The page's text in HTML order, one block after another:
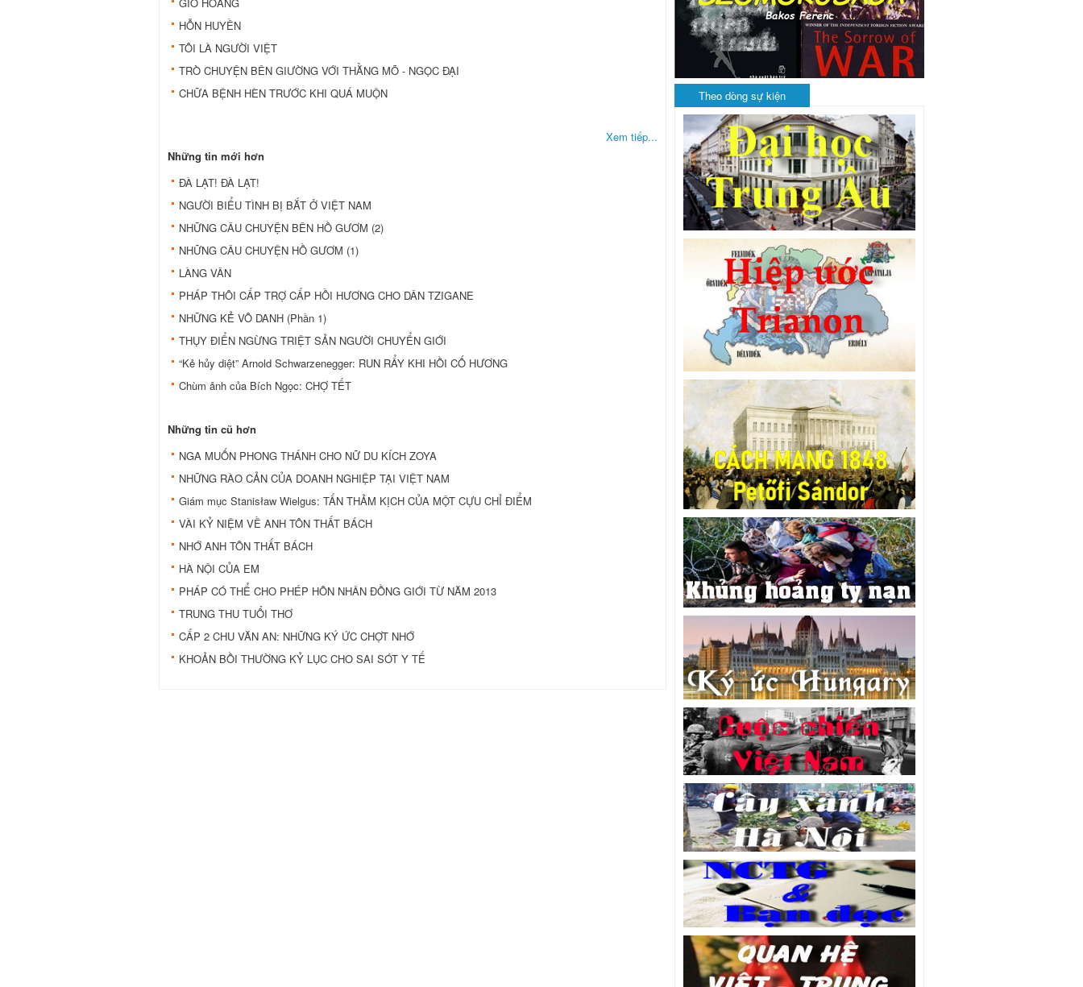
HỖN HUYỀN
TÔI LÀ NGƯỜI VIỆT
TRÒ CHUYỆN BÊN GIƯỜNG VỚI THẰNG MÕ - NGỌC ĐẠI
CHỮA BỆNH HÈN TRƯỚC KHI QUÁ MUỘN
Xem tiếp...
Những tin mới hơn
ĐÀ LẠT! ĐÀ LẠT!
NGƯỜI BIỂU TÌNH BỊ BẮT Ở VIỆT NAM
NHỮNG CÂU CHUYỆN BÊN HỒ GƯƠM (2)
NHỮNG CÂU CHUYỆN HỒ GƯƠM (1)
LÀNG VÂN
PHÁP THÔI CẤP TRỢ CẤP HỒI HƯƠNG CHO DÂN TZIGANE
NHỮNG KẺ VÔ DANH (Phần 1)
THỤY ĐIỂN NGỪNG TRIỆT SẢN NGƯỜI CHUYỂN GIỚI
“Kẻ hủy diệt” Arnold Schwarzenegger: RUN RẨY KHI HỒI CỐ HƯƠNG
Chùm ảnh của Bích Ngọc: CHỢ TẾT
Những tin cũ hơn
NGA MUỐN PHONG THÁNH CHO NỮ DU KÍCH ZOYA
NHỮNG RÀO CẢN CỦA DOANH NGHIỆP TẠI VIỆT NAM
Giám mục Stanisław Wielgus: TẤN THẢM KỊCH CỦA MỘT CỰU CHỈ ĐIỂM
VÀI KỶ NIỆM VỀ ANH TÔN THẤT BÁCH
NHỚ ANH TÔN THẤT BÁCH
HÀ NỘI CỦA EM
PHÁP CÓ THỂ CHO PHÉP HÔN NHÂN ĐỒNG GIỚI TỪ NĂM 2013
TRUNG THU TUỔI THƠ
CẤP 2 CHU VĂN AN: NHỮNG KÝ ỨC CHỢT NHỚ
KHOẢN BỒI THƯỜNG KỶ LỤC CHO SAI SÓT Y TẾ
Theo dòng sự kiện